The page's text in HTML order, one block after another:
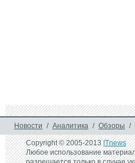
Новости / Аналитика / Обзоры /
Copyright © 2005-2013ITnews
Любое использование